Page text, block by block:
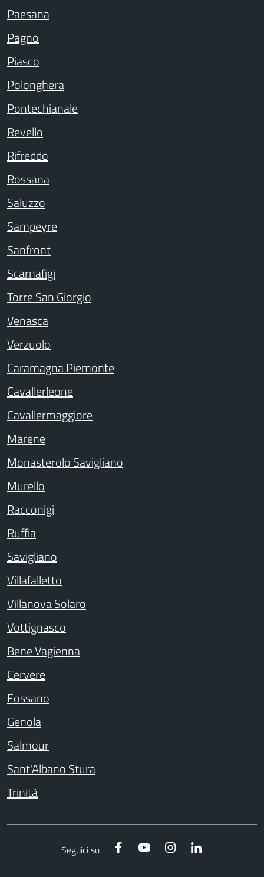
Paesana
Pagno
Piasco
Polonghera
Pontechianale
Revello
Rifreddo
Rossana
Saluzzo
Sampeyre
Sanfront
Scarnafigi
Torre San Giorgio
Venasca
Verzuolo
Caramagna Piemonte
Cavallerleone
Cavallermaggiore
Marene
Monasterolo Savigliano
Murello
Racconigi
Ruffia
Savigliano
Villafalletto
Villanova Solaro
Vottignasco
Bene Vagienna
Cervere
Fossano
Genola
Salmour
Sant'Albano Stura
Trinità
Seguici su FacebookYouTubeInstagram